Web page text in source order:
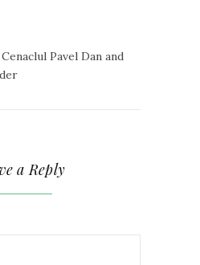
Pavel Dan and
a Reply